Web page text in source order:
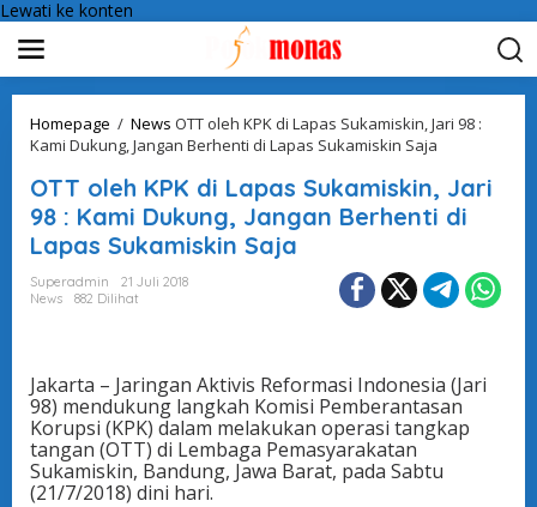
Lewati ke konten
Homepage / News OTT oleh KPK di Lapas Sukamiskin, Jari 98 :
Kami Dukung, Jangan Berhenti di Lapas Sukamiskin Saja
OTT oleh KPK di Lapas Sukamiskin, Jari
98 : Kami Dukung, Jangan Berhenti di
Lapas Sukamiskin Saja
Superadmin
21 Juli 2018
News
882 Dilihat
Jakarta – Jaringan Aktivis Reformasi Indonesia (Jari
98) mendukung langkah Komisi Pemberantasan
Korupsi (KPK) dalam melakukan operasi tangkap
tangan (OTT) di Lembaga Pemasyarakatan
Sukamiskin, Bandung, Jawa Barat, pada Sabtu
(21/7/2018) dini hari.